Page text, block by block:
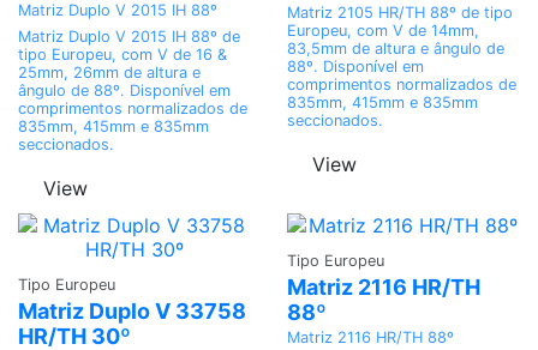
Matriz Duplo V 2015 IH 88º
Matriz Duplo V 2015 IH 88º de
tipo Europeu, com V de 16 &
25mm, 26mm de altura e
ângulo de 88º. Disponível em
comprimentos normalizados de
835mm, 415mm e 835mm
seccionados.
View
Matriz 2105 HR/TH 88º de tipo
Europeu, com V de 14mm,
83,5mm de altura e ângulo de
88º. Disponível em
comprimentos normalizados de
835mm, 415mm e 835mm
seccionados.
View
Adicionar
Tipo Europeu
Matriz Duplo V 33758
HR/TH 30º
Adicionar
Tipo Europeu
Matriz 2116 HR/TH
88º
Matriz 2116 HR/TH 88º